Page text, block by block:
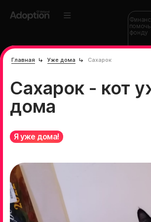
помочь
фонду
Главная Уже дома Сахарок
Сахарок - кот
дома
Я уже дома!